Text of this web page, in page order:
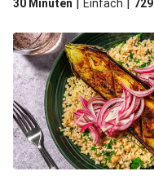
30 Minuten
Einfach 729